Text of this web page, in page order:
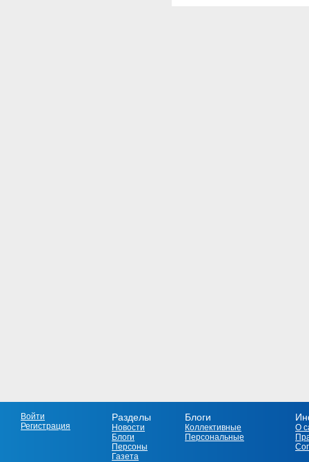
Войти
Регистрация
Разделы
Новости
Блоги
Персоны
Газета
Блоги
Коллективные
Персональные
О